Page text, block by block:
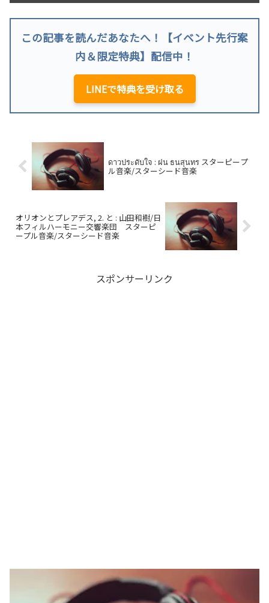
この記事を読んだあなたへ！【イベント先行案
内＆限定特典】配信中！
LINEで特典を受け取る
ดาวประดับใจ : ฝน ธนสุนทร スターピープ
ル音楽/スターシード音楽
オリオンとプレアデス, 2. と : 山田和樹/日
本フィルハーモニー交響楽団 スターピ
ープル音楽/スターシード音楽
スポンサーリンク